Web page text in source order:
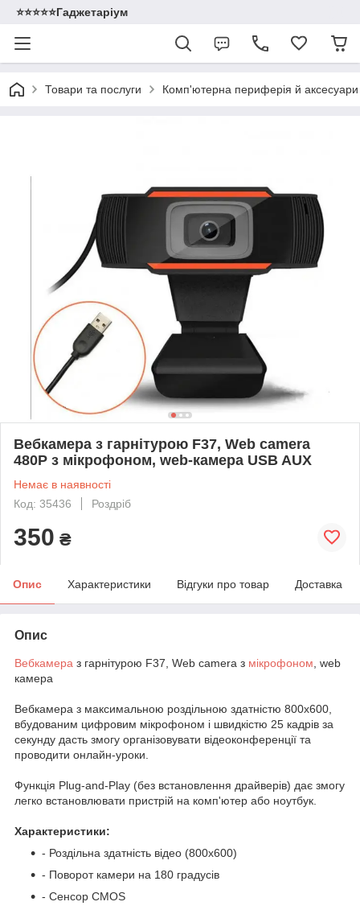
⭐️⭐️⭐️⭐️⭐️Гаджетаріум
Товари та послуги Комп'ютерна периферія й аксесуари
Вебкамера з гарнітурою F37, Web camera
480P з мікрофоном, web-камера USB AUX
Немає в наявності
Код: 35436
Роздріб
350 ₴
Опис Характеристики Відгуки про товар Доставка
Опис
Вебкамера з гарнітурою F37, Web camera з мікрофоном , web
камера
Вебкамера з максимальною роздільною здатністю 800x600,
вбудованим цифровим мікрофоном і швидкістю 25 кадрів за
секунду дасть змогу організовувати відеоконференції та
проводити онлайн-уроки.
Функція Plug-and-Play (без встановлення драйверів) дає змогу
легко встановлювати пристрій на комп'ютер або ноутбук.
Характеристики:
- Роздільна здатність відео (800x600)
- Поворот камери на 180 градусів
- Сенсор CMOS